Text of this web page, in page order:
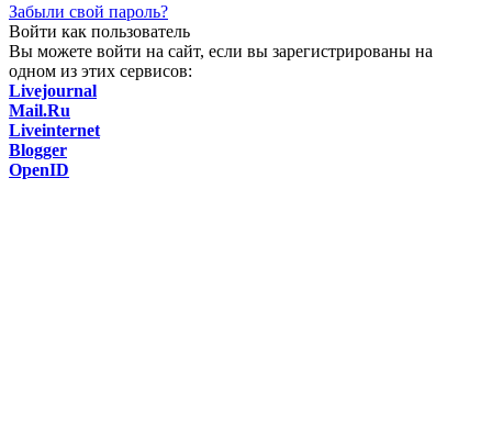
Забыли свой пароль?
Войти как пользователь
Вы можете войти на сайт, если вы зарегистрированы на
одном из этих сервисов:
Livejournal
Mail.Ru
Liveinternet
Blogger
OpenID